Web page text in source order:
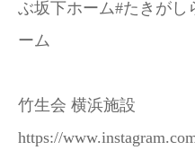
ぶ坂下ホーム#たきがし
ーム
竹生会 横浜施設
https://